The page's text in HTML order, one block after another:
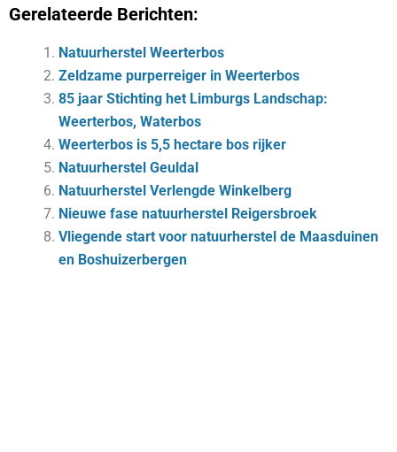
Gerelateerde Berichten:
Natuurherstel Weerterbos
Zeldzame purperreiger in Weerterbos
85 jaar Stichting het Limburgs Landschap:
Weerterbos, Waterbos
Weerterbos is 5,5 hectare bos rijker
Natuurherstel Geuldal
Natuurherstel Verlengde Winkelberg
Nieuwe fase natuurherstel Reigersbroek
Vliegende start voor natuurherstel de Maasduinen
en Boshuizerbergen